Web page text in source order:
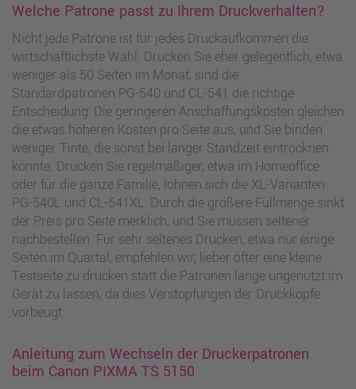
Welche Patrone passt zu Ihrem Druckverhalten?
Nicht jede Patrone ist für jedes Druckaufkommen die
wirtschaftlichste Wahl. Drucken Sie eher gelegentlich, etwa
weniger als 50 Seiten im Monat, sind die
Standardpatronen PG-540 und CL-541 die richtige
Entscheidung: Die geringeren Anschaffungskosten gleichen
die etwas höheren Kosten pro Seite aus, und Sie binden
weniger Tinte, die sonst bei langer Standzeit eintrocknen
könnte. Drucken Sie regelmäßiger, etwa im Homeoffice
oder für die ganze Familie, lohnen sich die XL-Varianten
PG-540L und CL-541XL: Durch die größere Füllmenge sinkt
der Preis pro Seite merklich, und Sie müssen seltener
nachbestellen. Für sehr seltenes Drucken, etwa nur einige
Seiten im Quartal, empfehlen wir, lieber öfter eine kleine
Testseite zu drucken statt die Patronen lange ungenutzt im
Gerät zu lassen, da dies Verstopfungen der Druckköpfe
vorbeugt.
Anleitung zum Wechseln der Druckerpatronen
beim Canon PIXMA TS 5150